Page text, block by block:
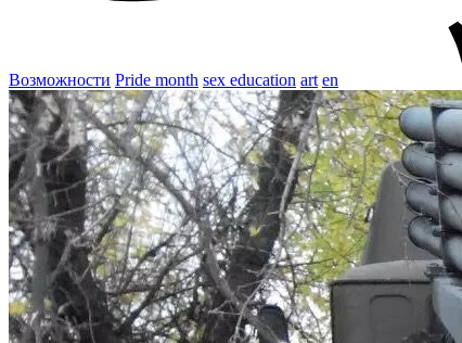
Возможности Pride month sex education art en